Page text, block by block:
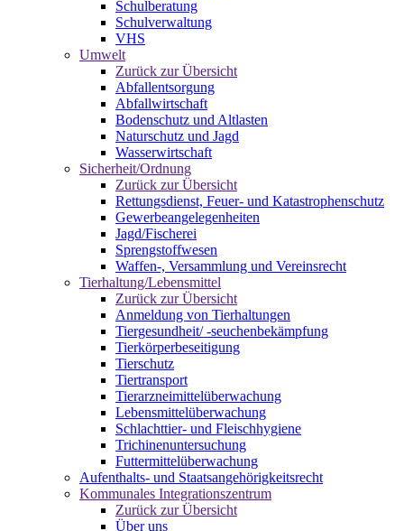
Schulberatung
Schulverwaltung
VHS
Umwelt
Zurück zur Übersicht
Abfallentsorgung
Abfallwirtschaft
Bodenschutz und Altlasten
Naturschutz und Jagd
Wasserwirtschaft
Sicherheit/Ordnung
Zurück zur Übersicht
Rettungsdienst, Feuer- und Katastrophenschutz
Gewerbeangelegenheiten
Jagd/Fischerei
Sprengstoffwesen
Waffen-, Versammlung und Vereinsrecht
Tierhaltung/Lebensmittel
Zurück zur Übersicht
Anmeldung von Tierhaltungen
Tiergesundheit/ -seuchenbekämpfung
Tierkörperbeseitigung
Tierschutz
Tiertransport
Tierarzneimittelüberwachung
Lebensmittelüberwachung
Schlachttier- und Fleischhygiene
Trichinenuntersuchung
Futtermittelüberwachung
Aufenthalts- und Staatsangehörigkeitsrecht
Kommunales Integrationszentrum
Zurück zur Übersicht
Über uns